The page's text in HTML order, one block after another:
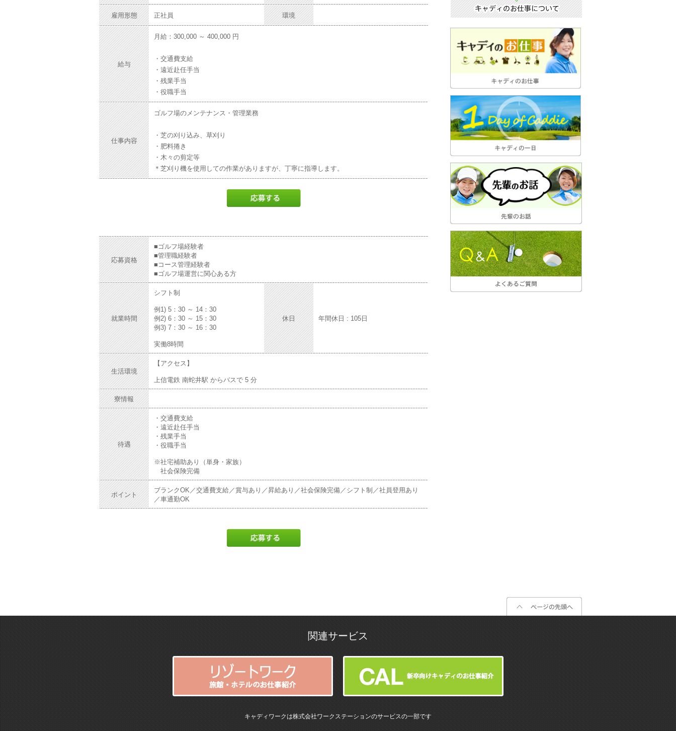
雇用形態 正社員 環境
給与
月給：300,000 ～ 400,000 円
・交通費支給
・遠近赴任手当
・残業手当
・役職手当
仕事内容
ゴルフ場のメンテナンス・管理業務
・芝の刈り込み、草刈り
・肥料捲き
・木々の剪定等
＊芝刈り機を使用しての作業がありますが、丁寧に指導します。
応募資格
■ゴルフ場経験者
■管理職経験者
■コース管理経験者
■ゴルフ場運営に関心ある方
就業時間
シフト制
例1) 5：30 ～ 14：30
例2) 6：30 ～ 15：30
例3) 7：30 ～ 16：30
実働8時間
休日 年間休日 : 105日
生活環境
【アクセス】
上信電鉄 南蛇井駅 からバスで 5 分
寮情報
待遇
・交通費支給
・遠近赴任手当
・残業手当
・役職手当
※社宅補助あり（単身・家族）
社会保険完備
ポイント
ブランクOK／交通費支給／賞与あり／昇給あり／社会保険完備／シフト制／社員登用あり
／車通勤OK
関連サービス
キャディワークは株式会社ワークステーションのサービスの一部です